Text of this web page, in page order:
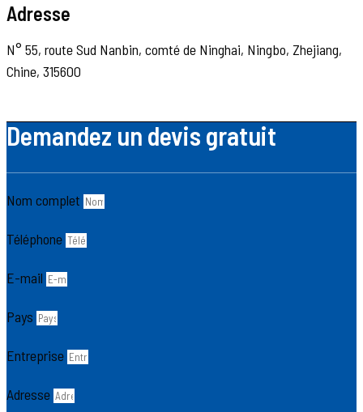
Adresse
N° 55, route Sud Nanbin, comté de Ninghai, Ningbo, Zhejiang,
Chine, 315600
Demandez un devis gratuit
Nom complet
Téléphone
E-mail
Pays
Entreprise
Adresse